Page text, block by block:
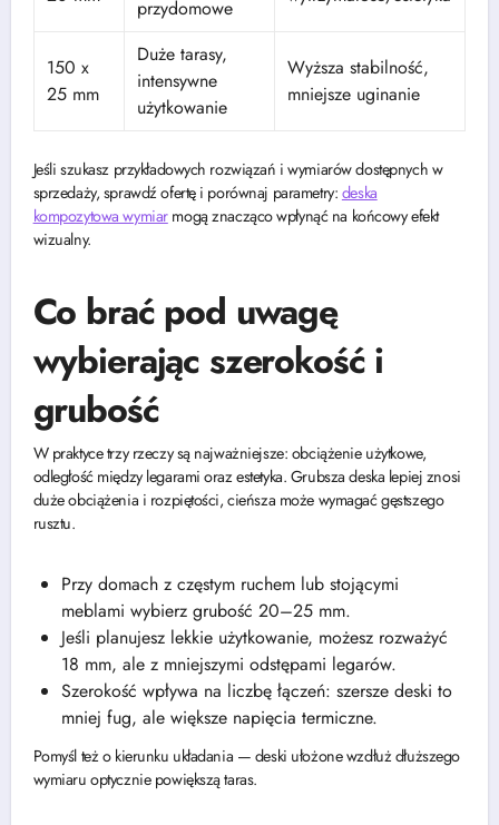
przydomowe
150 x
25 mm
Duże tarasy,
intensywne
użytkowanie
Wyższa stabilność,
mniejsze uginanie
Jeśli szukasz przykładowych rozwiązań i wymiarów dostępnych w
sprzedaży, sprawdź ofertę i porównaj parametry: deska
kompozytowa wymiarmogą znacząco wpłynąć na końcowy efekt
wizualny.
Co brać pod uwagę
wybierając szerokość i
grubość
W praktyce trzy rzeczy są najważniejsze: obciążenie użytkowe,
odległość między legarami oraz estetyka. Grubsza deska lepiej znosi
duże obciążenia i rozpiętości, cieńsza może wymagać gęstszego
rusztu.
Przy domach z częstym ruchem lub stojącymi
meblami wybierz grubość 20–25 mm.
Jeśli planujesz lekkie użytkowanie, możesz rozważyć
18 mm, ale z mniejszymi odstępami legarów.
Szerokość wpływa na liczbę łączeń: szersze deski to
mniej fug, ale większe napięcia termiczne.
Pomyśl też o kierunku układania — deski ułożone wzdłuż dłuższego
wymiaru optycznie powiększą taras.